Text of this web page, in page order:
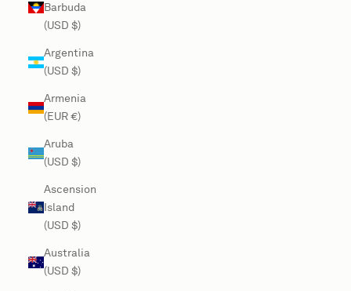
Barbuda
(USD $)
Argentina
(USD $)
Armenia
(EUR €)
Aruba
(USD $)
Ascension
Island
(USD $)
Australia
(USD $)